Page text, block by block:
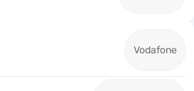
Vodafone